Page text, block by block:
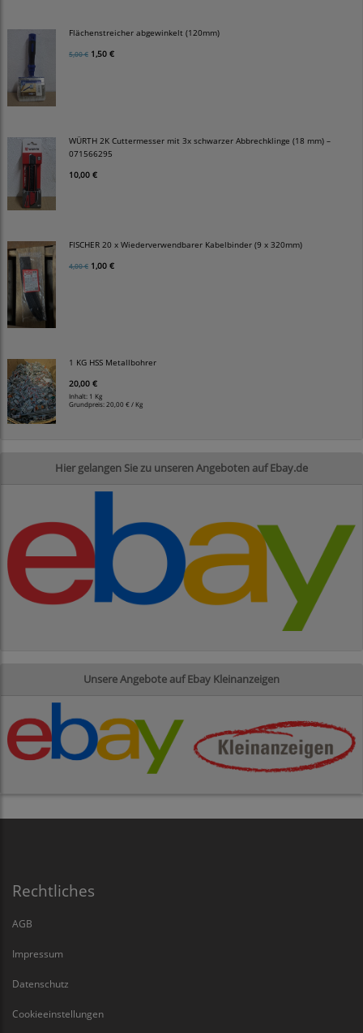
Flächenstreicher abgewinkelt (120mm)
5,00 € 1,50 €
WÜRTH 2K Cuttermesser mit 3x schwarzer Abbrechklinge (18 mm) –
071566295
10,00 €
FISCHER 20 x Wiederverwendbarer Kabelbinder (9 x 320mm)
4,00 € 1,00 €
1 KG HSS Metallbohrer
20,00 €
Inhalt: 1 Kg
Grundpreis:20,00 € / Kg
Hier gelangen Sie zu unseren Angeboten auf Ebay.de
Unsere Angebote auf Ebay Kleinanzeigen
Rechtliches
AGB
Impressum
Datenschutz
Cookieeinstellungen